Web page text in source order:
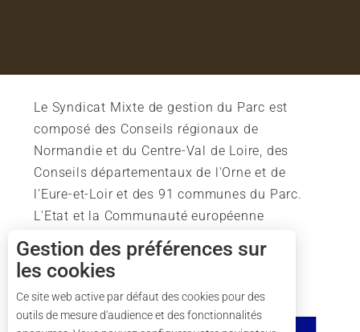
Tarifs
Le Syndicat Mixte de gestion du Parc est
composé des Conseils régionaux de
Normandie et du Centre-Val de Loire, des
Conseils départementaux de l'Orne et de
l'Eure-et-Loir et des 91 communes du Parc.
L'Etat et la Communauté européenne
soutiennent également l'action du Parc.
Gestion des préférences sur
les cookies
Ce site web active par défaut des cookies pour des
outils de mesure d'audience et des fonctionnalités